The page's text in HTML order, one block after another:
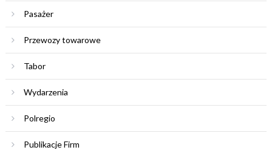
Pasażer
Przewozy towarowe
Tabor
Wydarzenia
Polregio
Publikacje Firm